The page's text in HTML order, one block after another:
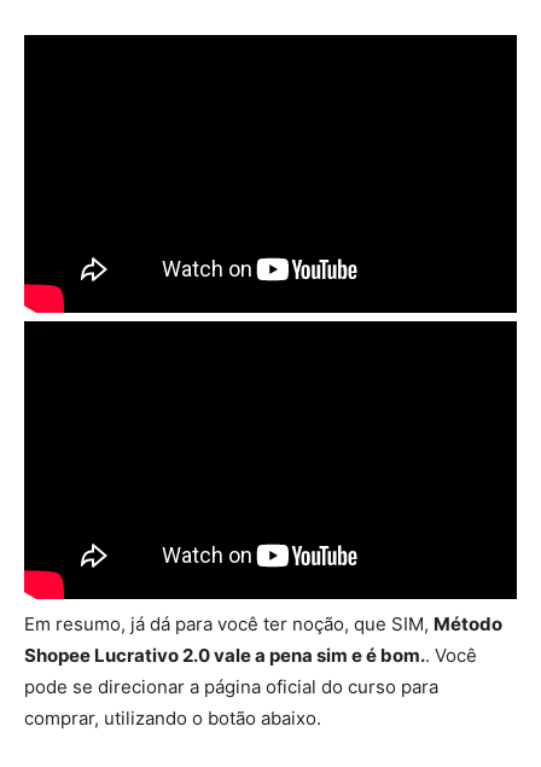
Em resumo, já dá para você ter noção, que SIM, Método
Shopee Lucrativo 2.0 vale a pena sim e é bom.. Você
pode se direcionar a página oficial do curso para
comprar, utilizando o botão abaixo.